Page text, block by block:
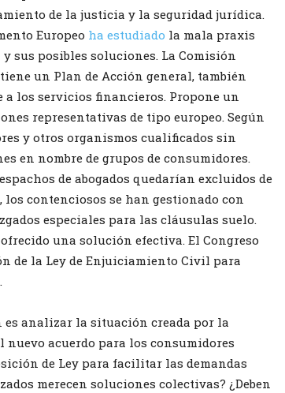
de la justicia y la seguridad jurídica.
Europeo ha estudiado la mala praxis
sus posibles soluciones. La Comisión
un Plan de Acción general, también
a los servicios financieros. Propone un
representativas de tipo europeo. Según
y otros organismos cualificados sin
en nombre de grupos de consumidores.
de abogados quedarían excluidos de
contenciosos se han gestionado con
especiales para las cláusulas suelo.
una solución efectiva. El Congreso
de la Ley de Enjuiciamiento Civil para
es analizar la situación creada por la
acuerdo para los consumidores
de Ley para facilitar las demandas
merecen soluciones colectivas? ¿Deben